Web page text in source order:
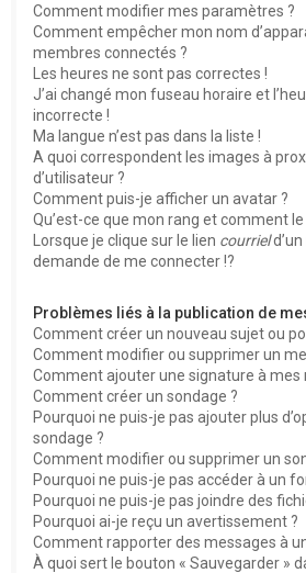
Comment modifier mes paramètres ?
Comment empêcher mon nom
membres connectés ?
Les heures ne sont pas correctes !
J’ai changé mon fuseau horaire et
incorrecte !
Ma langue n’est pas dans la liste !
A quoi correspondent les images à
d’utilisateur ?
Comment puis-je afficher un avatar ?
Qu’est-ce que mon rang et comment
Lorsque je clique sur le lien courriel
demande de me connecter !?
Problèmes liés à la publication de
Comment créer un nouveau sujet ou
Comment modifier ou supprimer un
Comment ajouter une signature à mes
Comment créer un sondage ?
Pourquoi ne puis-je pas ajouter plus
sondage ?
Comment modifier ou supprimer un
Pourquoi ne puis-je pas accéder à un
Pourquoi ne puis-je pas joindre des
Pourquoi ai-je reçu un avertissement ?
Comment rapporter des messages à
À quoi sert le bouton « Sauvegarder »